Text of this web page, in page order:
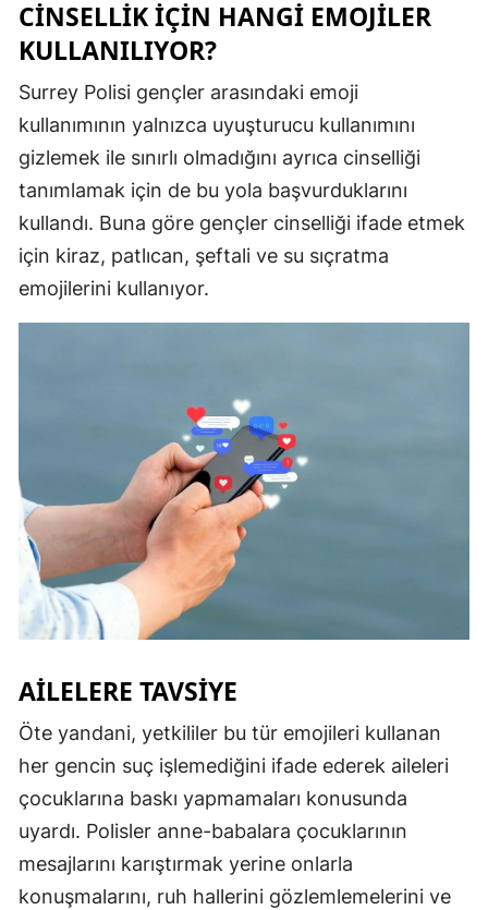
CİNSELLİK İÇİN HANGİ EMOJİLER
KULLANILIYOR?
Surrey Polisi gençler arasındaki emoji
kullanımının yalnızca uyuşturucu kullanımını
gizlemek ile sınırlı olmadığını ayrıca cinselliği
tanımlamak için de bu yola başvurduklarını
kullandı. Buna göre gençler cinselliği ifade etmek
için kiraz, patlıcan, şeftali ve su sıçratma
emojilerini kullanıyor.
AİLELERE TAVSİYE
Öte yandani, yetkililer bu tür emojileri kullanan
her gencin suç işlemediğini ifade ederek aileleri
çocuklarına baskı yapmamaları konusunda
uyardı. Polisler anne-babalara çocuklarının
mesajlarını karıştırmak yerine onlarla
konuşmalarını, ruh hallerini gözlemlemelerini ve